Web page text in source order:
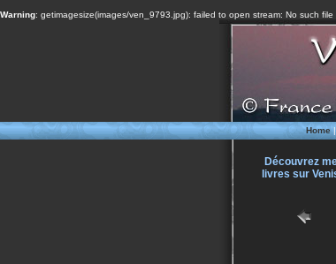
Warning: getimagesize(images/ven_9793.jpg): failed to open stream: No such file
Home
Découvrez
livres sur